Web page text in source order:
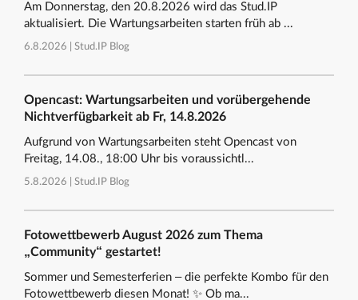
Am Donnerstag, den 20.8.2026 wird das Stud.IP
aktualisiert. Die Wartungsarbeiten starten früh ab ...
6.8.2026 | Stud.IP Blog
Opencast: Wartungsarbeiten und vorübergehende
Nichtverfügbarkeit ab Fr, 14.8.2026
Aufgrund von Wartungsarbeiten steht Opencast von
Freitag, 14.08., 18:00 Uhr bis voraussichtl...
5.8.2026 | Stud.IP Blog
Fotowettbewerb August 2026 zum Thema
„Community“ gestartet!
Sommer und Semesterferien – die perfekte Kombo für den
Fotowettbewerb diesen Monat! ✨ Ob ma...